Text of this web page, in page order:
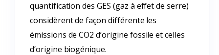
quantification des GES (gaz à effet de serre)
considèrent de façon différente les
émissions de CO2 d’origine fossile et celles
d’origine biogénique.